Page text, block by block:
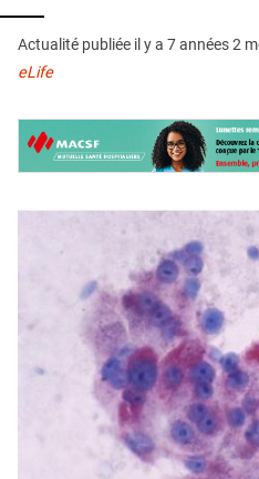
CONDITIONS GÉNÉRALES
CONTACT
Actualité publiée il y a 7 années 2
eLife